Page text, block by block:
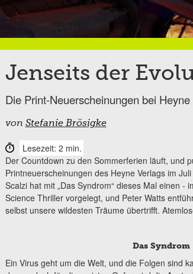
Jenseits der
Die Print-Neuerscheinungen bei
von Stefanie Brösigke
Lesezeit: 2 min.
Der Countdown zu den Sommerferien läuft, und
Printneuerscheinungen des Heyne Verlags im
Scalzi hat mit „Das Syndrom“ dieses Mal einen -
Science Thriller vorgelegt, und Peter Watts
selbst unsere wildesten Träume übertrifft.
Das Syndrom
Ein Virus geht um die Welt, und die Folgen sind